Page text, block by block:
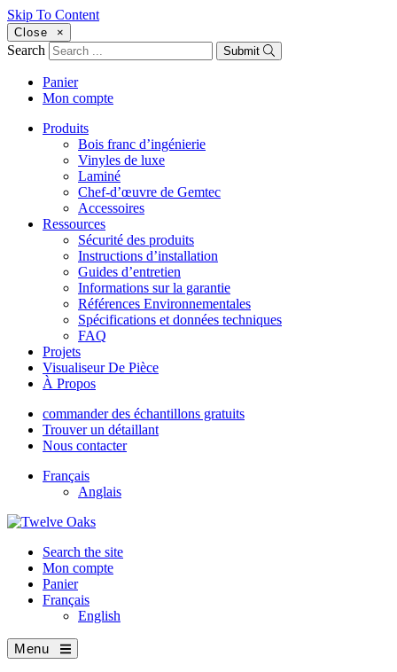
Skip To Content
Close ×
Search Submit
Panier
Mon compte
Produits
Bois franc d’ingénierie
Vinyles de luxe
Laminé
Chef-d’œuvre de Gemtec
Accessoires
Ressources
Sécurité des produits
Instructions d’installation
Guides d’entretien
Informations sur la garantie
Références Environnementales
Spécifications et données techniques
FAQ
Projets
Visualiseur De Pièce
À Propos
commander des échantillons gratuits
Trouver un détaillant
Nous contacter
Français
Anglais
Search the site
Mon compte
Panier
Français
English
Menu